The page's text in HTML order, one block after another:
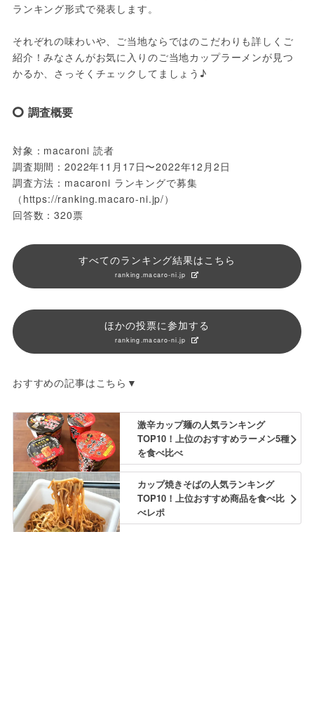
ランキング形式で発表します。
それぞれの味わいや、ご当地ならではのこだわりも詳しくご
紹介！みなさんがお気に入りのご当地カップラーメンが見つ
かるか、さっそくチェックしてましょう♪
調査概要
対象：macaroni 読者
調査期間：2022年11月17日〜2022年12月2日
調査方法：macaroni ランキングで募集
（https://ranking.macaro-ni.jp/）
回答数：320票
すべてのランキング結果はこちら
ranking.macaro-ni.jp
ほかの投票に参加する
ranking.macaro-ni.jp
おすすめの記事はこちら▼
激辛カップ麺の人気ランキング
TOP10！上位のおすすめラーメン5種
を食べ比べ
カップ焼きそばの人気ランキング
TOP10！上位おすすめ商品を食べ比
べレポ